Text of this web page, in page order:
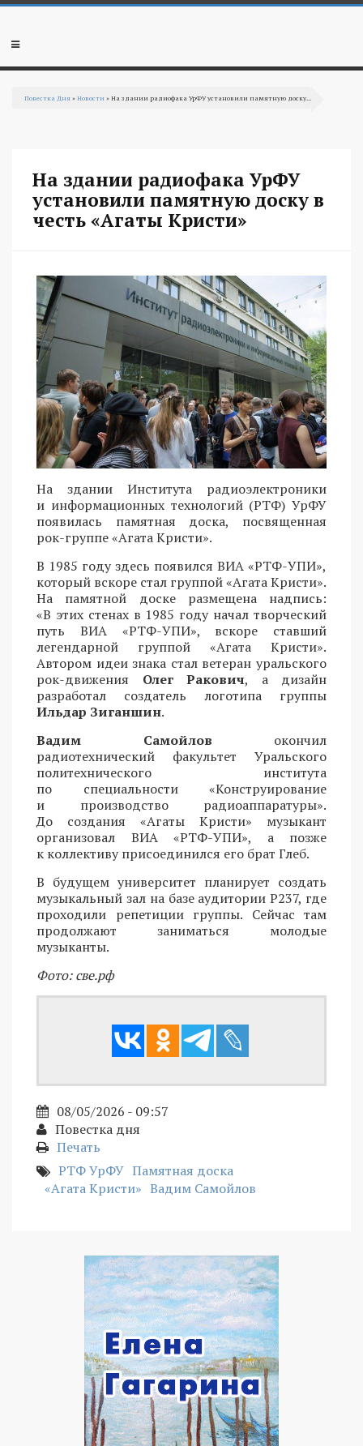
Перейти к основному содержанию
Мобильное
Повестка Дня »Новости » На здании радиофака УрФУ установили памятную доску...
На здании радиофака УрФУ
установили памятную доску в
честь «Агаты Кристи»
На здании Института радиоэлектроники
и информационных технологий (РТФ) УрФУ
появилась памятная доска, посвященная
рок-группе «Агата Кристи».
В 1985 году здесь появился ВИА «РТФ-УПИ»,
который вскоре стал группой «Агата Кристи».
На памятной доске размещена надпись:
«В этих стенах в 1985 году начал творческий
путь ВИА «РТФ-УПИ», вскоре ставший
легендарной группой «Агата Кристи».
Автором идеи знака стал ветеран уральского
рок-движения Олег Ракович, а дизайн
разработал создатель логотипа группы
Ильдар Зиганшин.
Вадим Самойлов окончил
радиотехнический факультет Уральского
политехнического института
по специальности «Конструирование
и производство радиоаппаратуры».
До создания «Агаты Кристи» музыкант
организовал ВИА «РТФ-УПИ», а позже
к коллективу присоединился его брат Глеб.
В будущем университет планирует создать
музыкальный зал на базе аудитории Р237, где
проходили репетиции группы. Сейчас там
продолжают заниматься молодые
музыканты.
Фото: све.рф
08/05/2026 - 09:57
Повестка дня
Печать
РТФ УрФУ Памятная доска
«Агата Кристи» Вадим Самойлов